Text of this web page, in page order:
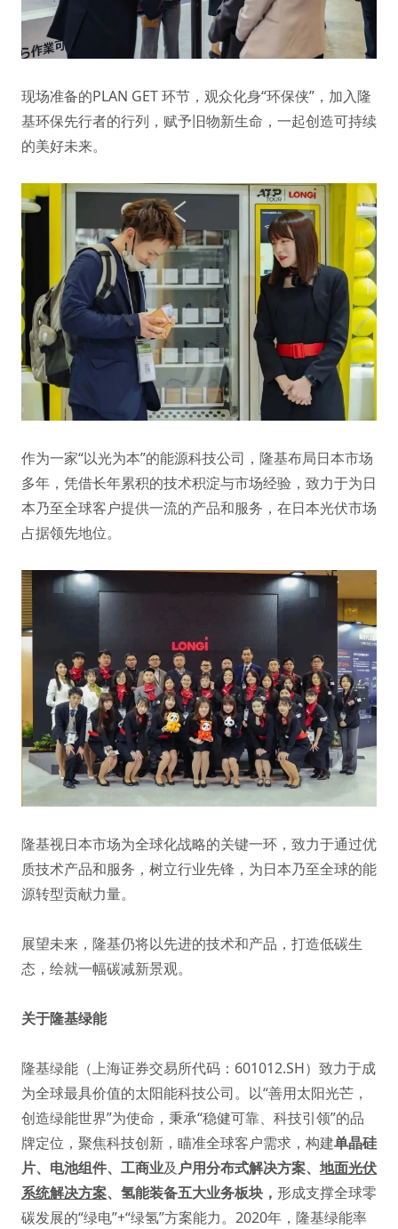
现场准备的PLAN GET 环节，观众化身“环保侠”，加入隆
基环保先行者的行列，赋予旧物新生命，一起创造可持续
的美好未来。
作为一家“以光为本”的能源科技公司，隆基布局日本市场
多年，凭借长年累积的技术积淀与市场经验，致力于为日
本乃至全球客户提供一流的产品和服务，在日本光伏市场
占据领先地位。
隆基视日本市场为全球化战略的关键一环，致力于通过优
质技术产品和服务，树立行业先锋，为日本乃至全球的能
源转型贡献力量。
展望未来，隆基仍将以先进的技术和产品，打造低碳生
态，绘就一幅碳减新景观。
关于隆基绿能
隆基绿能（上海证券交易所代码：601012.SH）致力于成
为全球最具价值的太阳能科技公司。以“善用太阳光芒，
创造绿能世界”为使命，秉承“稳健可靠、科技引领”的品
牌定位，聚焦科技创新，瞄准全球客户需求，构建单晶硅
片、 电池组件、 工商业及 户用分布式解决方案、 地面光伏
系统解决方案、 氢能装备五大业务板块， 形成支撑全球零
碳发展的“绿电”+“绿氢”方案能力。2020年，隆基绿能率